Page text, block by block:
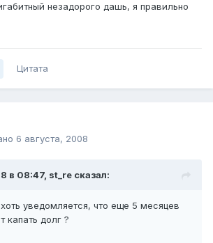
незадорого дашь, я правильно
Цитата
6 августа, 2008
в 08:47, st_re сказал:
уведомляется, что еще 5 месяцев
капать долг ?